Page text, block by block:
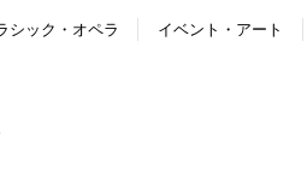
シック・オペラ イベント・アート